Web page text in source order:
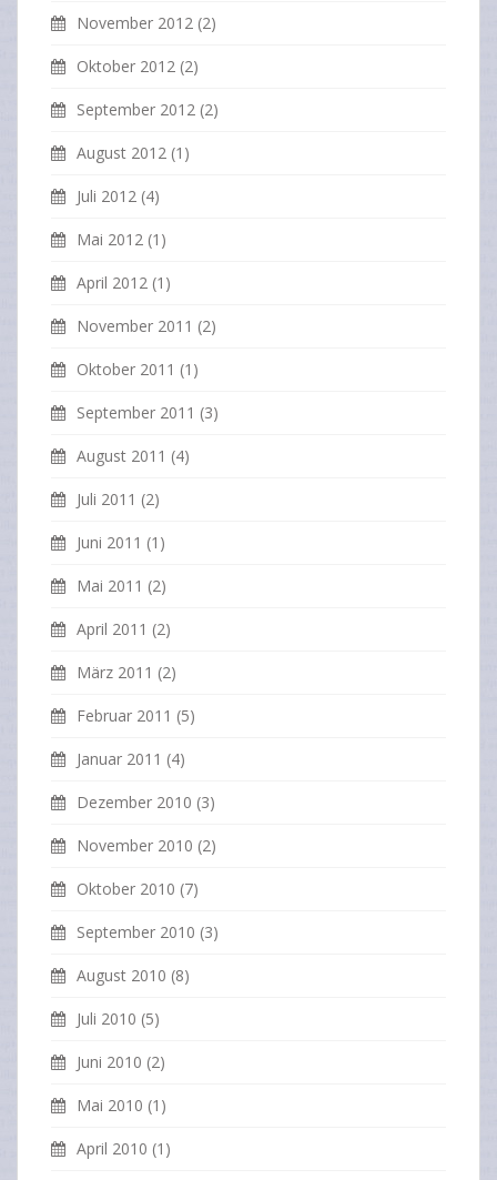
November 2012 (2)
Oktober 2012 (2)
September 2012 (2)
August 2012 (1)
Juli 2012 (4)
Mai 2012 (1)
April 2012 (1)
November 2011 (2)
Oktober 2011 (1)
September 2011 (3)
August 2011 (4)
Juli 2011 (2)
Juni 2011 (1)
Mai 2011 (2)
April 2011 (2)
März 2011 (2)
Februar 2011 (5)
Januar 2011 (4)
Dezember 2010 (3)
November 2010 (2)
Oktober 2010 (7)
September 2010 (3)
August 2010 (8)
Juli 2010 (5)
Juni 2010 (2)
Mai 2010 (1)
April 2010 (1)